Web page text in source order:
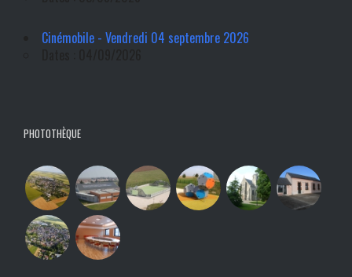
Cinémobile - Vendredi 04 septembre 2026
PHOTOTHÈQUE